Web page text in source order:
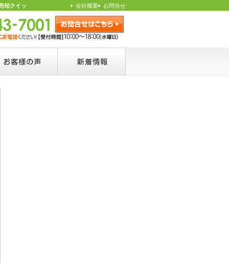
却クイッ 会社概要 お問合せ